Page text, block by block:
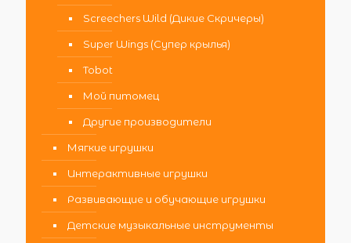
Screechers Wild (Дикие Скричеры)
Super Wings (Супер крылья)
Tobot
Мой питомец
Другие производители
Мягкие игрушки
Интерактивные игрушки
Развивающие и обучающие игрушки
Детские музыкальные инструменты